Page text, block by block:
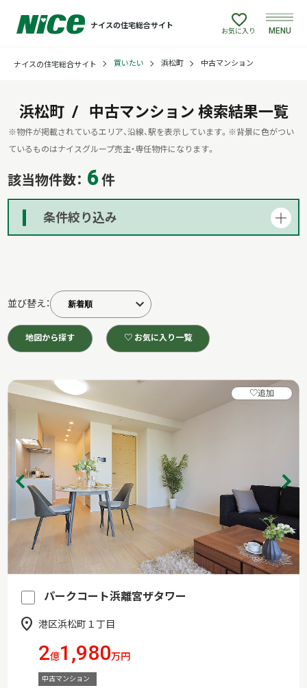
ナイスの住宅総合サイト
買いたい
売りたい
建てたい
店舗情報
お気に入り MENU
ナイスの住宅総合サイト 買いたい 浜松町 中古マンション
浜松町 中古マンション 検索結果一覧
※物件が掲載されているエリア、沿線、駅を表示しています。 ※背景に色がつい
ているものはナイスグループ売主・専任物件になります。
該当物件数： 6 件
条件絞り込み
並び替え：
地図から探す ♡ お気に入り一覧
パークコート浜離宮ザタワー
港区浜松町１丁目
2億1,980万円
中古マンション
♡追加